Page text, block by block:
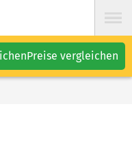
Preise vergleichen